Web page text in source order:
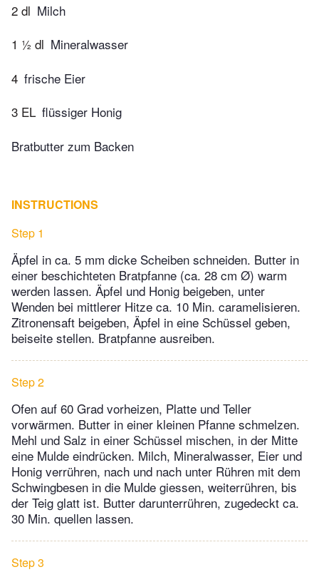
2 dl Milch
1 ½ dl Mineralwasser
4 frische Eier
3 EL flüssiger Honig
Bratbutter zum Backen
INSTRUCTIONS
Step 1
Äpfel in ca. 5 mm dicke Scheiben schneiden. Butter in
einer beschichteten Bratpfanne (ca. 28 cm Ø) warm
werden lassen. Äpfel und Honig beigeben, unter
Wenden bei mittlerer Hitze ca. 10 Min. ca­ramelisieren.
Zitronensaft beigeben, Äpfel in eine Schüssel geben,
beiseite stellen. Bratpfanne ausreiben.
Step 2
Ofen auf 60 Grad vorheizen, Platte und Teller
vorwärmen. Butter in einer kleinen Pfanne schmelzen.
Mehl und Salz in einer Schüssel mischen, in der Mitte
eine Mulde eindrücken. Milch, Mineralwasser, Eier und
Honig verrühren, nach und nach unter Rühren mit dem
Schwingbesen in die Mulde giessen, weiterrühren, bis
der Teig glatt ist. Butter darunterrühren, zugedeckt ca.
30 Min. quellen lassen.
Step 3